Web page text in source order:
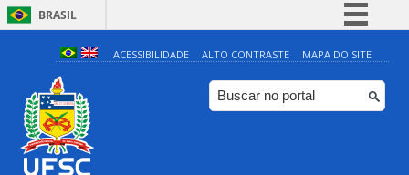
BRASIL
Simplifique!
Comunica BR
Participe
ACESSIBILIDADE ALTO CONTRASTE MAPA DO SITE